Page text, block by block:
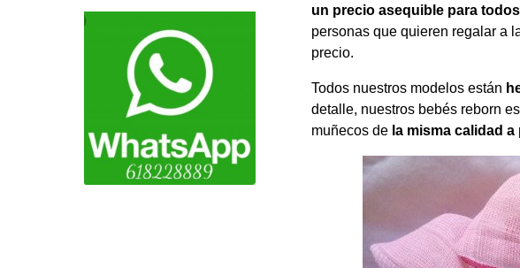
un precio asequible para
personas que quieren regalar a
precio.
Todos nuestros modelos están
detalle, nuestros bebés reborn
muñecos de la misma calidad